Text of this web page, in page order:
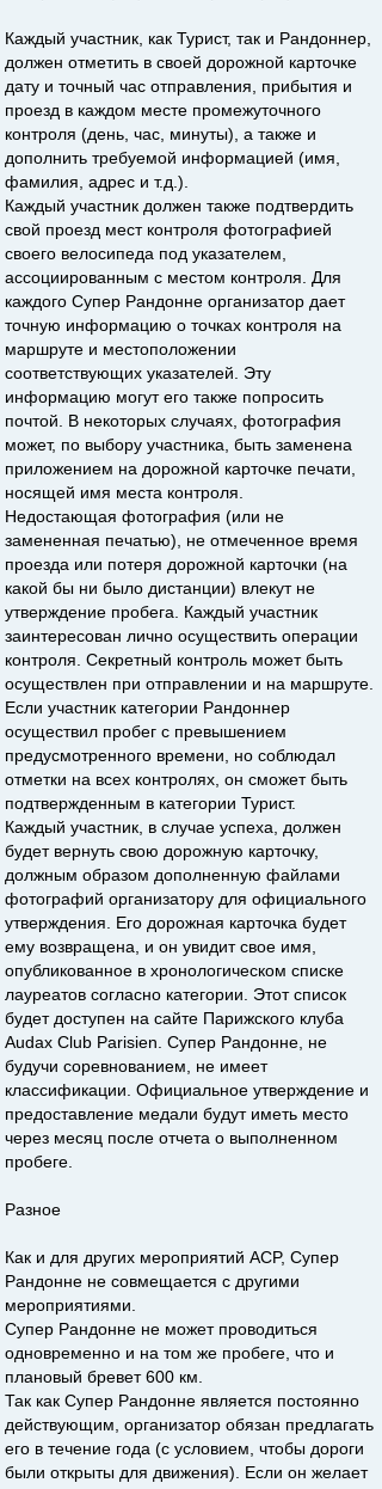
Каждый участник, как Турист, так и Рандоннер,
должен отметить в своей дорожной карточке
дату и точный час отправления, прибытия и
проезд в каждом месте промежуточного
контроля (день, час, минуты), а также и
дополнить требуемой информацией (имя,
фамилия, адрес и т.д.).
Каждый участник должен также подтвердить
свой проезд мест контроля фотографией
своего велосипеда под указателем,
ассоциированным с местом контроля. Для
каждого Супер Рандонне организатор дает
точную информацию о точках контроля на
маршруте и местоположении
соответствующих указателей. Эту
информацию могут его также попросить
почтой. В некоторых случаях, фотография
может, по выбору участника, быть заменена
приложением на дорожной карточке печати,
носящей имя места контроля.
Недостающая фотография (или не
замененная печатью), не отмеченное время
проезда или потеря дорожной карточки (на
какой бы ни было дистанции) влекут не
утверждение пробега. Каждый участник
заинтересован лично осуществить операции
контроля. Секретный контроль может быть
осуществлен при отправлении и на маршруте.
Если участник категории Рандоннер
осуществил пробег с превышением
предусмотренного времени, но соблюдал
отметки на всех контролях, он сможет быть
подтвержденным в категории Турист.
Каждый участник, в случае успеха, должен
будет вернуть свою дорожную карточку,
должным образом дополненную файлами
фотографий организатору для официального
утверждения. Его дорожная карточка будет
ему возвращена, и он увидит свое имя,
опубликованное в хронологическом списке
лауреатов согласно категории. Этот список
будет доступен на сайте Парижского клуба
Audax Club Parisien. Супер Рандонне, не
будучи соревнованием, не имеет
классификации. Официальное утверждение и
предоставление медали будут иметь место
через месяц после отчета о выполненном
пробеге.
Разное
Как и для других мероприятий ACP, Супер
Рандонне не совмещается с другими
мероприятиями.
Супер Рандонне не может проводиться
одновременно и на том же пробеге, что и
плановый бревет 600 км.
Так как Супер Рандонне является постоянно
действующим, организатор обязан предлагать
его в течение года (с условием, чтобы дороги
были открыты для движения). Если он желает